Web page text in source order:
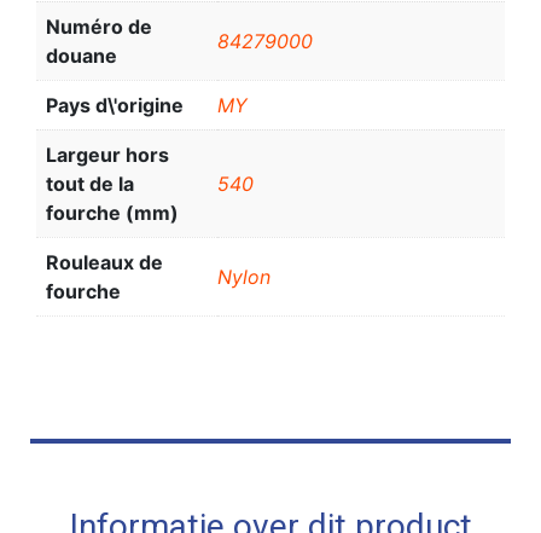
Numéro de
douane
84279000
Pays d\'origine MY
Largeur hors
tout de la
fourche (mm)
540
Rouleaux de
fourche
Nylon